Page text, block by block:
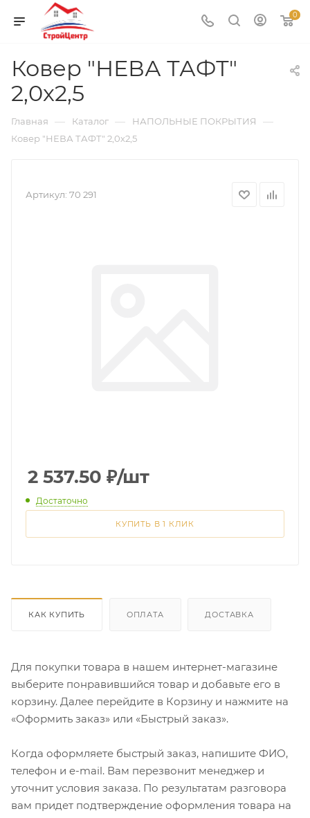
0
Ковер "НЕВА ТАФТ"
2,0х2,5
Главная — Каталог — НАПОЛЬНЫЕ ПОКРЫТИЯ —
Ковер "НЕВА ТАФТ" 2,0х2,5
Артикул: 70 291
2 537.50 ₽/шт
Достаточно
КУПИТЬ В 1 КЛИК
КАК КУПИТЬ ОПЛАТА ДОСТАВКА
Для покупки товара в нашем интернет-магазине
выберите понравившийся товар и добавьте его в
корзину. Далее перейдите в Корзину и нажмите на
«Оформить заказ» или «Быстрый заказ».
Когда оформляете быстрый заказ, напишите ФИО,
телефон и e-mail. Вам перезвонит менеджер и
уточнит условия заказа. По результатам разговора
вам придет подтверждение оформления товара на